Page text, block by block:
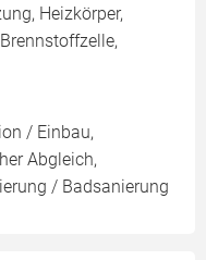
Heizkörper,
/ Einbau,
Abgleich,
/ Badsanierung